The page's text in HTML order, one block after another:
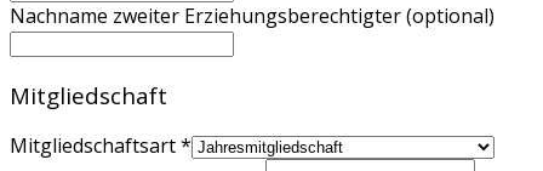
Nachname zweiter Erziehungsberechtigter (optional)
Mitgliedschaft
Mitgliedschaftsart*